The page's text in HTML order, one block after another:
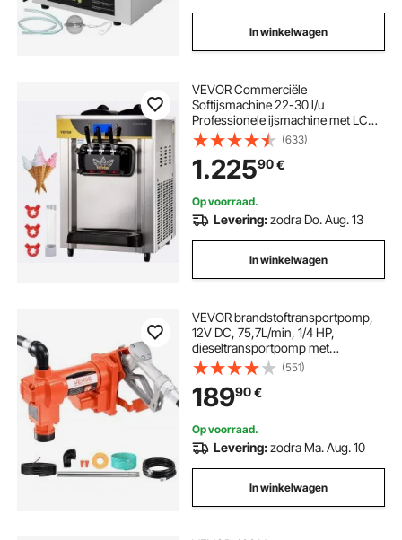
In winkelwagen
VEVOR Commerciële
Softijsmachine 22-30 l/u
Professionele ijsmachine met LCD-
display, 3 smaken, tafelmodel voor
catering en bedrijven
(633)
1.22590€
Op voorraad.
Levering:zodra Do. Aug. 13
In winkelwagen
VEVOR brandstoftransportpomp,
12V DC, 75,7L/min, 1/4 HP,
dieseltransportpomp met
handsproeier, uitlaat en zuigslang,
voor benzine, kerosine,
ethanolmengsels, methanol,
biodiesel
(551)
18990€
Op voorraad.
Levering:zodra Ma. Aug. 10
In winkelwagen